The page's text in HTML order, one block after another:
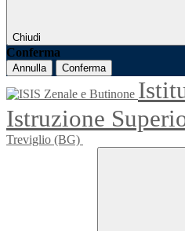
Chiudi
Conferma
Annulla Conferma
Istruzione
Treviglio (BG)